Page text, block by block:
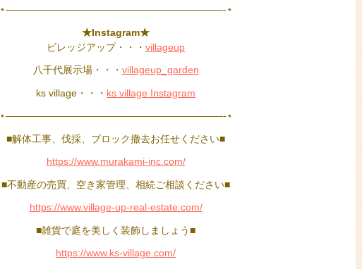
⋆——————————————————————-⋆
★Instagram★
ビレッジアップ・・・ villageup
八千代展示場・・・ villageup_garden
ks village・・・ ks village Instagram
⋆——————————————————————-⋆
■解体工事、伐採、ブロック撤去お任せください■
https://www.murakami-inc.com/
■不動産の売買、空き家管理、相続ご相談ください■
https://www.village-up-real-estate.com/
■雑貨で庭を美しく装飾しましょう■
https://www.ks-village.com/